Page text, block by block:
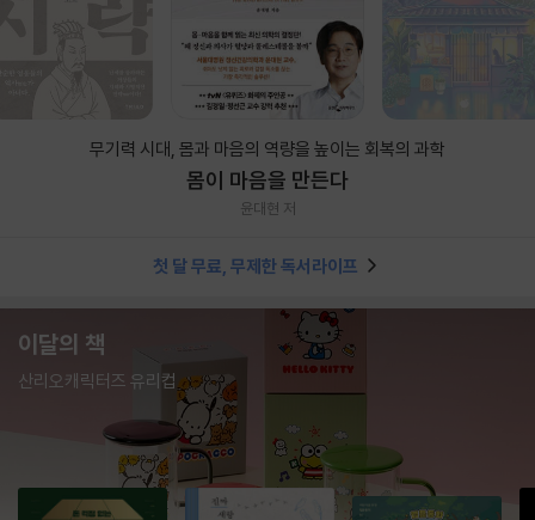
무기력 시대, 몸과 마음의 역량을 높이는 회복의 과학
몸이 마음을 만든다
윤대현 저
첫 달 무료, 무제한 독서라이프
이달의 책
산리오캐릭터즈 유리컵